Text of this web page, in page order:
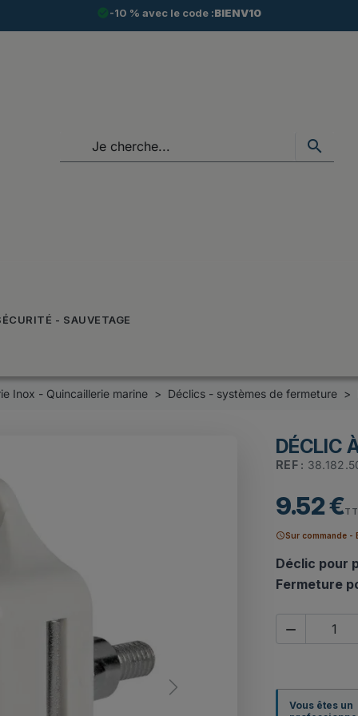
check_circle-10 % avec le code :BIENV10
search
- SAUVETAGE
Inox - Quincaillerie marine Déclics - systèmes de fermeture
Next
DÉCLIC
REF :
9.52 €
scheduleSur commande -
Déclic pour
Fermeture

Vous êtes un